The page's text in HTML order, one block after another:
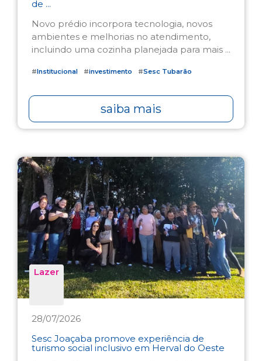
de ...
Novo prédio incorpora tecnologia, novos
ambientes e melhorias no atendimento,
incluindo uma cozinha planejada para mais ...
#Institucional #investimento #Sesc Tubarão
saiba mais
Lazer
28/07/2026
Sesc Joaçaba promove experiência de
turismo social inclusivo em Herval do Oeste